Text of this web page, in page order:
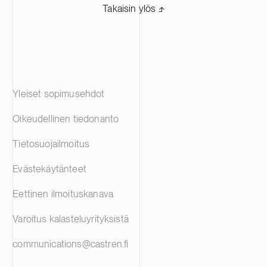
Takaisin ylös ⬏
Yleiset sopimusehdot
Oikeudellinen tiedonanto
Tietosuojailmoitus
Evästekäytänteet
Eettinen ilmoituskanava
Varoitus kalasteluyrityksistä
communications@castren.fi